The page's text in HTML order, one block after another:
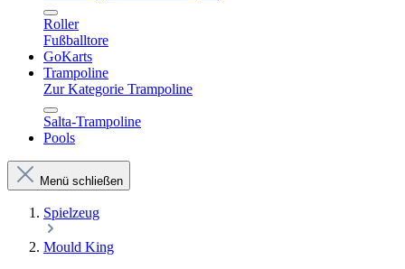
Roller
Fußballtore
GoKarts
Trampoline
Zur Kategorie Trampoline
Salta-Trampoline
Pools
Menü schließen
Spielzeug
Mould King